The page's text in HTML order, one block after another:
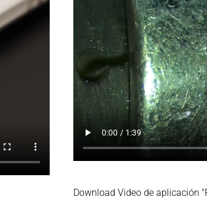
Download Video de aplicación